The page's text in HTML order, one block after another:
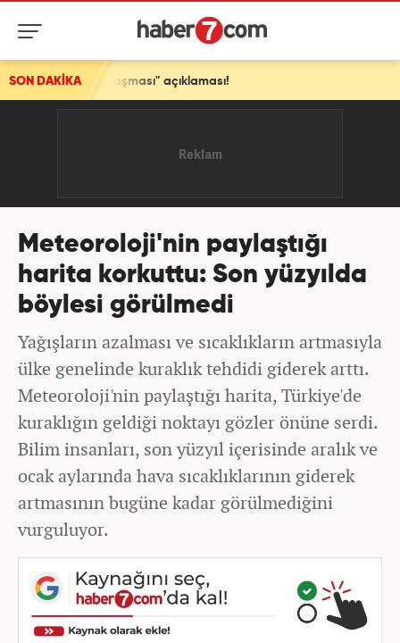
SON DAKİKA
açıklaması!
Meteoroloji'nin paylaştığı
harita korkuttu: Son yüzyılda
böylesi görülmedi
Yağışların azalması ve sıcaklıkların artmasıyla
ülke genelinde kuraklık tehdidi giderek arttı.
Meteoroloji'nin paylaştığı harita, Türkiye'de
kuraklığın geldiği noktayı gözler önüne serdi.
Bilim insanları, son yüzyıl içerisinde aralık ve
ocak aylarında hava sıcaklıklarının giderek
artmasının bugüne kadar görülmediğini
vurguluyor.